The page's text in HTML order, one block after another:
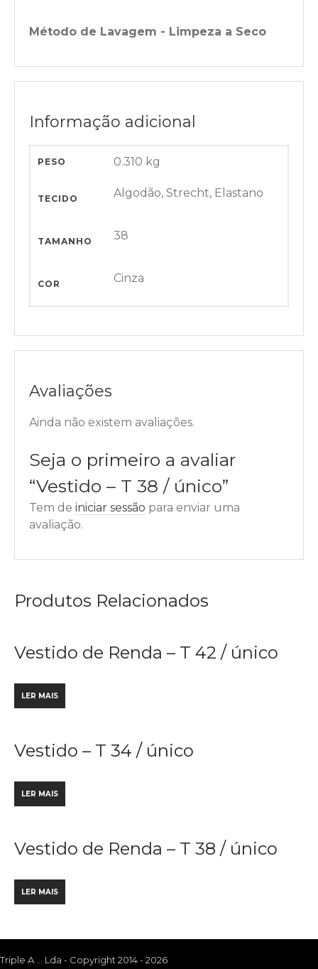
Método de Lavagem - Limpeza a Seco
Informação adicional
PESO 0.310 kg
TECIDO Algodão, Strecht, Elastano
TAMANHO 38
COR Cinza
Avaliações
Ainda não existem avaliações.
Seja o primeiro a avaliar
“Vestido – T 38 / único”
Tem de iniciar sessão para enviar uma
avaliação.
Produtos Relacionados
Vestido de Renda – T 42 / único
LER MAIS
Vestido – T 34 / único
LER MAIS
Vestido de Renda – T 38 / único
LER MAIS
Triple A ... Lda - Copyright 2014 - 2026